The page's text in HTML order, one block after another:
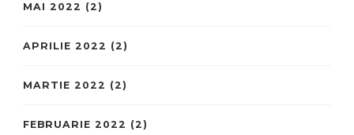
MAI 2022 (2)
APRILIE 2022 (2)
MARTIE 2022 (2)
FEBRUARIE 2022 (2)